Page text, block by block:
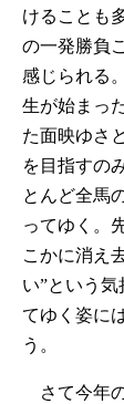
けることも
の一発勝負
感じられる
生が始まっ
た面映ゆさ
を目指すの
とんど全馬
ってゆく。
こかに消え
い”という
てゆく姿に
う。
さて今年